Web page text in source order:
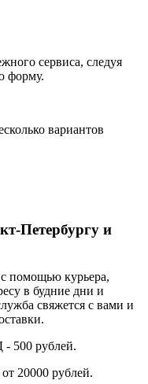
сервиса, следуя
форму.
вариантов
Петербургу и
с помощью курьера,
в будние дни и
свяжется с вами и
- 500 рублей.
20000 рублей.